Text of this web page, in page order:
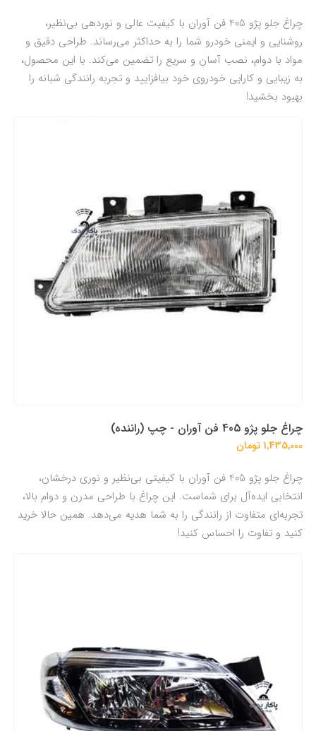
چراغ جلو پژو 405 فن آوران با کیفیت عالی و نوردهی بی‌نظیر،
روشنایی و ایمنی خودرو شما را به حداکثر می‌رساند. طراحی دقیق و
مواد با دوام، نصب آسان و سریع را تضمین می‌کند. با این محصول،
به زیبایی و کارایی خودروی خود بیافزایید و تجربه رانندگی شبانه را
بهبود بخشید!
چراغ جلو پژو 405 فن آوران - چپ (راننده)
1,435,000 تومان
چراغ جلو پژو 405 فن آوران با کیفیتی بی‌نظیر و نوری درخشان،
انتخابی ایده‌آل برای شماست. این چراغ با طراحی مدرن و دوام بالا،
تجربه‌ای متفاوت از رانندگی را به شما هدیه می‌دهد. همین حالا خرید
کنید و تفاوت را احساس کنید!